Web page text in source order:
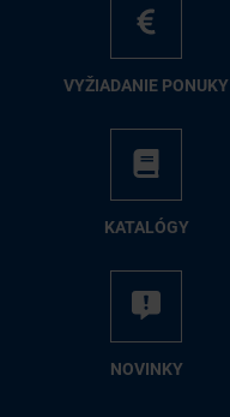
VY­ŽIA­DA­NIE PO­NU­KY
KA­TA­LÓ­GY
NO­VIN­KY